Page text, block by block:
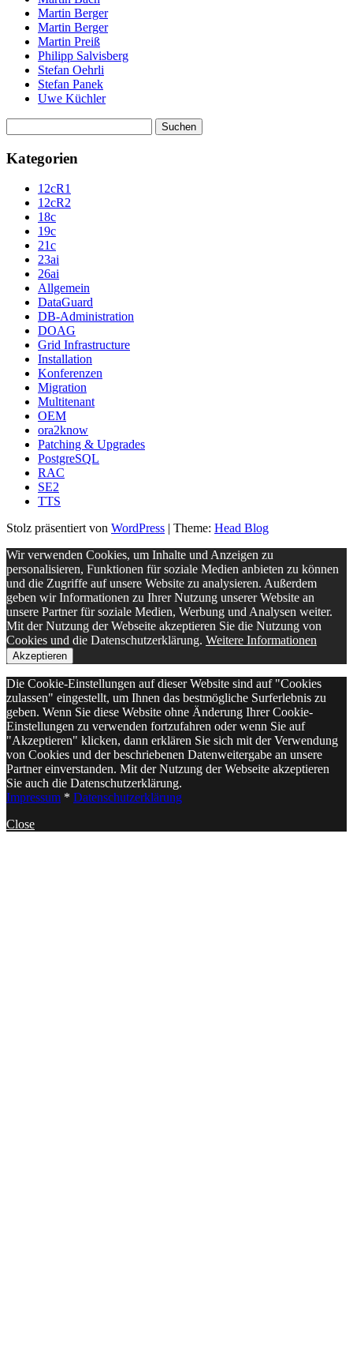
Martin Berger
Martin Berger
Martin Preiß
Philipp Salvisberg
Stefan Oehrli
Stefan Panek
Uwe Küchler
nach:
Kategorien
12cR1
12cR2
18c
19c
21c
23ai
26ai
Allgemein
DataGuard
DB-Administration
DOAG
Grid Infrastructure
Installation
Konferenzen
Migration
Multitenant
OEM
ora2know
Patching & Upgrades
PostgreSQL
RAC
SE2
TTS
Stolz präsentiert von WordPress | Theme: Head Blog
Wir verwenden Cookies, um Inhalte und Anzeigen zu
personalisieren, Funktionen für soziale Medien anbieten zu können
und die Zugriffe auf unsere Website zu analysieren. Außerdem
geben wir Informationen zu Ihrer Nutzung unserer Website an
unsere Partner für soziale Medien, Werbung und Analysen weiter.
Mit der Nutzung der Webseite akzeptieren Sie die Nutzung von
Cookies und die Datenschutzerklärung. Weitere Informationen
Akzeptieren
Die Cookie-Einstellungen auf dieser Website sind auf "Cookies
zulassen" eingestellt, um Ihnen das bestmögliche Surferlebnis zu
geben. Wenn Sie diese Website ohne Änderung Ihrer Cookie-
Einstellungen zu verwenden fortzufahren oder wenn Sie auf
"Akzeptieren" klicken, dann erklären Sie sich mit der Verwendung
von Cookies und der beschriebenen Datenweitergabe an unsere
Partner einverstanden. Mit der Nutzung der Webseite akzeptieren
Sie auch die Datenschutzerklärung.
Impressum * Datenschutzerklärung
Close